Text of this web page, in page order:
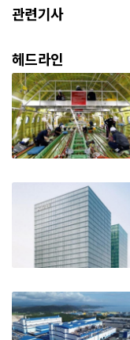
관련기사
헤드라인